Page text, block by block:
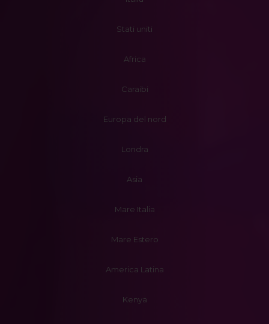
Stati uniti
Africa
Caraibi
Europa del nord
Londra
Asia
Mare Italia
Mare Estero
America Latina
Kenya